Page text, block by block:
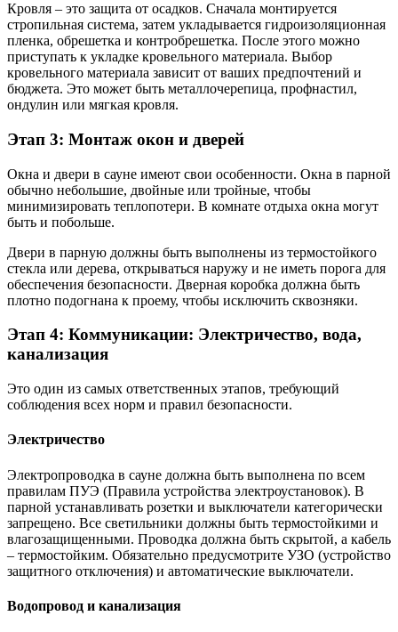
Кровля – это защита от осадков. Сначала монтируется
стропильная система, затем укладывается гидроизоляционная
пленка, обрешетка и контробрешетка. После этого можно
приступать к укладке кровельного материала. Выбор
кровельного материала зависит от ваших предпочтений и
бюджета. Это может быть металлочерепица, профнастил,
ондулин или мягкая кровля.
Этап 3: Монтаж окон и дверей
Окна и двери в сауне имеют свои особенности. Окна в парной
обычно небольшие, двойные или тройные, чтобы
минимизировать теплопотери. В комнате отдыха окна могут
быть и побольше.
Двери в парную должны быть выполнены из термостойкого
стекла или дерева, открываться наружу и не иметь порога для
обеспечения безопасности. Дверная коробка должна быть
плотно подогнана к проему, чтобы исключить сквозняки.
Этап 4: Коммуникации: Электричество, вода,
канализация
Это один из самых ответственных этапов, требующий
соблюдения всех норм и правил безопасности.
Электричество
Электропроводка в сауне должна быть выполнена по всем
правилам ПУЭ (Правила устройства электроустановок). В
парной устанавливать розетки и выключатели категорически
запрещено. Все светильники должны быть термостойкими и
влагозащищенными. Проводка должна быть скрытой, а кабель
– термостойким. Обязательно предусмотрите УЗО (устройство
защитного отключения) и автоматические выключатели.
Водопровод и канализация